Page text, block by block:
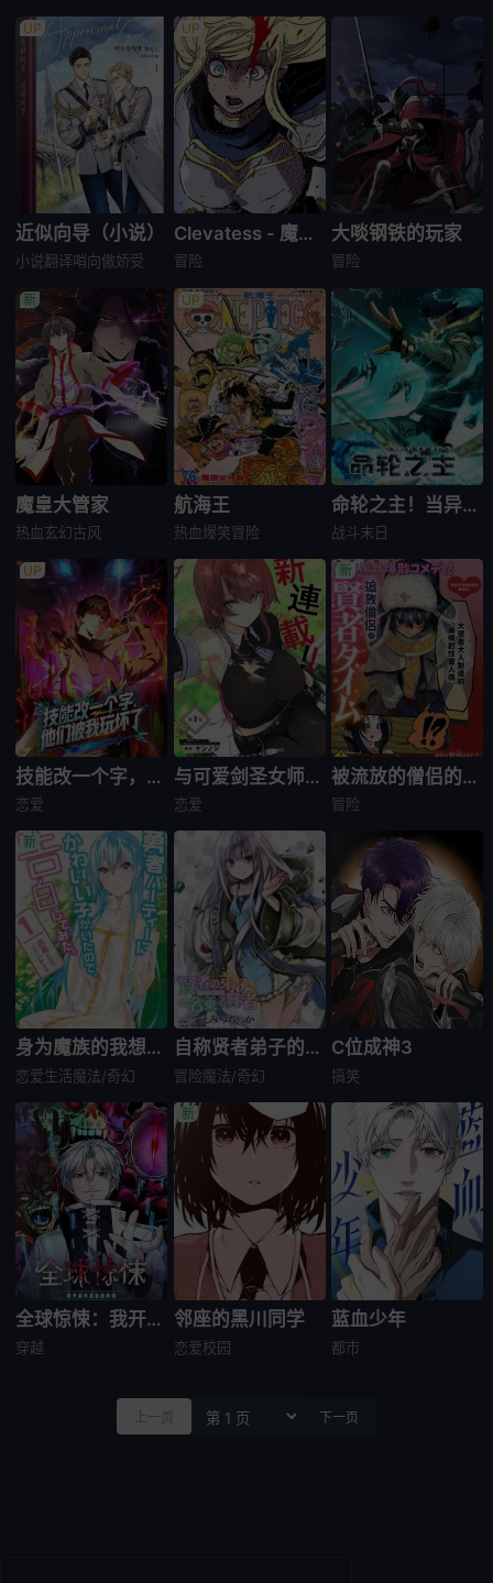
近似向导（小说）
小说翻译哨向傲娇受
Clevatess - 魔兽之王与婴儿与尸之勇者(条漫版)
冒险
大啖钢铁的玩家
冒险
魔皇大管家
热血玄幻古风
航海王
热血爆笑 冒险
命轮之主！当异变降临人间
战斗末日
技能改一个字，他们被我玩坏了
恋爱
与可爱剑圣女师傅的幸福同居生活
恋爱
被流放的僧侣的贤者时间
冒险
身为魔族的我想向勇者小队的可爱女孩告白
恋爱生活魔法/奇幻
自称贤者弟子的贤者
冒险魔法/奇幻
C位成神3
搞笑
全球惊悚：我开启外挂自选商城
穿越
邻座的黑川同学
恋爱校园
蓝血少年
都市
上一页 下一页